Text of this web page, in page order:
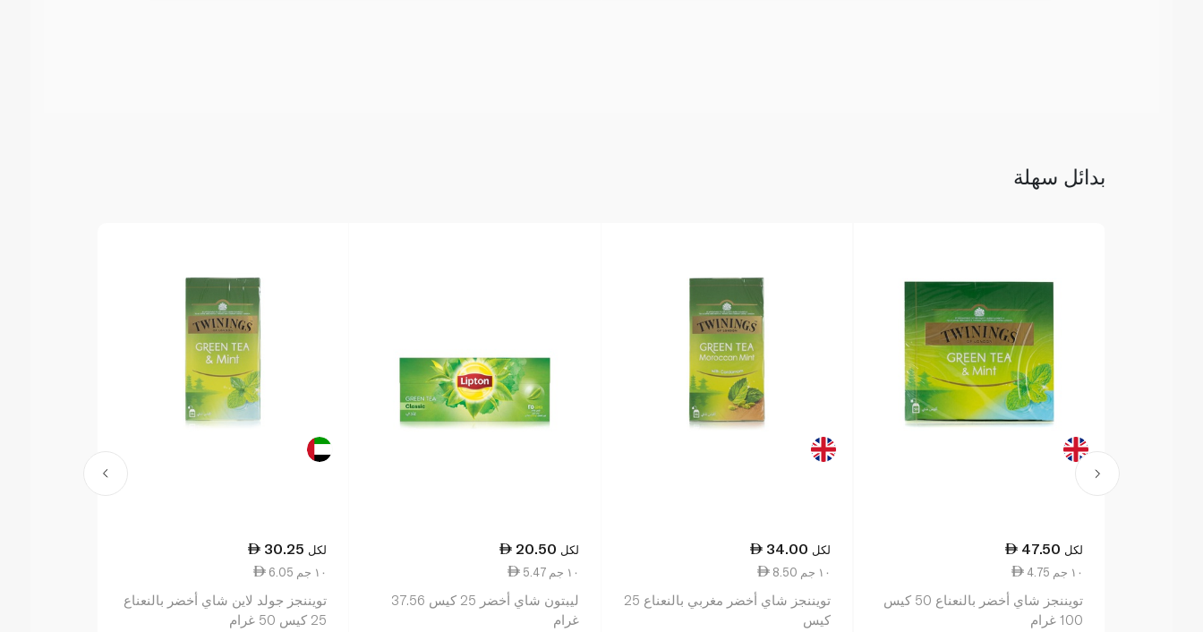
بدائل سهلة
47.50 لكل
4.75 ١٠ جم
تويننجز شاي أخضر بالنعناع 50 كيس
100 غرام
34.00 لكل
8.50 ١٠ جم
تويننجز شاي أخضر مغربي بالنعناع 25
كيس
20.50 لكل
5.47 ١٠ جم
ليبتون شاي أخضر 25 كيس 37.56
غرام
30.25 لكل
6.05 ١٠ جم
تويننجز جولد لاين شاي أخضر بالنعناع
25 كيس 50 غرام